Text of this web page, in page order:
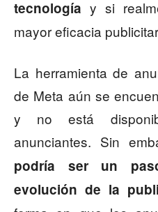
tecnología y si
mayor eficacia
La herramienta de
de Meta aún se
y no está
anunciantes. Sin
podría ser un
evolución de la